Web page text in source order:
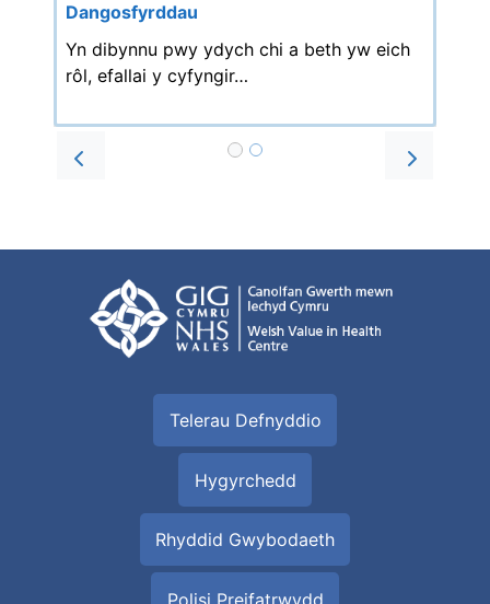
Dangosfyrddau
Yn dibynnu pwy ydych chi a beth yw eich
rôl, efallai y cyfyngir…
Prev Next
Telerau Defnyddio
Hygyrchedd
Rhyddid Gwybodaeth
Polisi Preifatrwydd